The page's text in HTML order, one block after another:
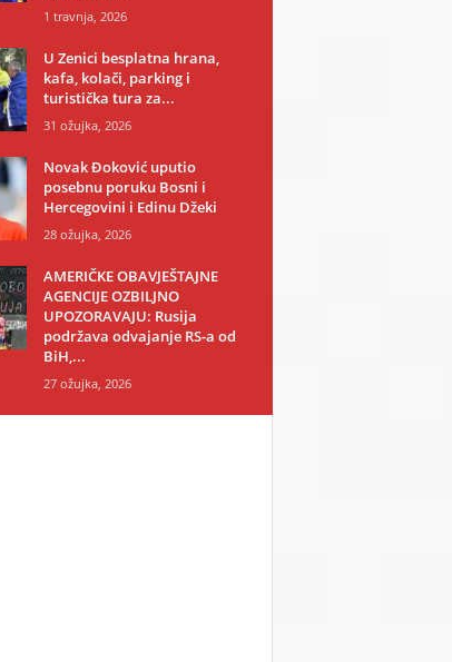
1 travnja, 2026
U Zenici besplatna hrana,
kafa, kolači, parking i
turistička tura za...
31 ožujka, 2026
Novak Đoković uputio
posebnu poruku Bosni i
Hercegovini i Edinu Džeki
28 ožujka, 2026
AMERIČKE OBAVJEŠTAJNE
AGENCIJE OZBILJNO
UPOZORAVAJU: Rusija
podržava odvajanje RS-a od
BiH,...
27 ožujka, 2026